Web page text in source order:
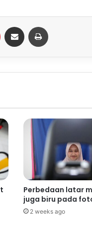
Perbedaan latar
juga biru pada
2 weeks ago